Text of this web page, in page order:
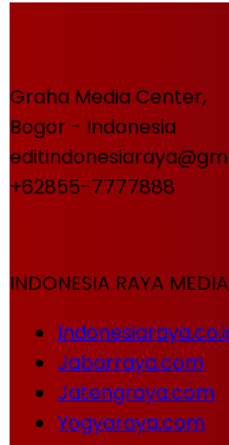
Graha Media Center,
Bogor - Indonesia
+62855-7777888
INDONESIA RAYA
Jabarraya.com
Jatengraya.com
Yogyaraya.com